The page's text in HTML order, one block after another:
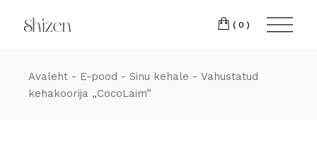
content
(0)
Avaleht E-pood Sinu kehale
Vahustatud
kehakoorija „CocoLaim”